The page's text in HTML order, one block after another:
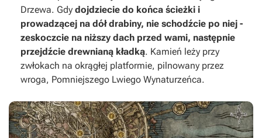
Drzewa. Gdy dojdziecie do końca ścieżki i
prowadzącej na dół drabiny, nie schodźcie po niej -
zeskoczcie na niższy dach przed wami, następnie
przejdźcie drewnianą kładką. Kamień leży przy
zwłokach na okrągłej platformie, pilnowany przez
wroga, Pomniejszego Lwiego Wynaturzeńca.